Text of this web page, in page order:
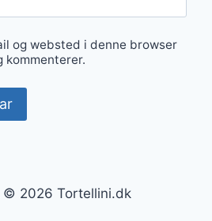
og websted i denne browser
© 2026 Tortellini.dk